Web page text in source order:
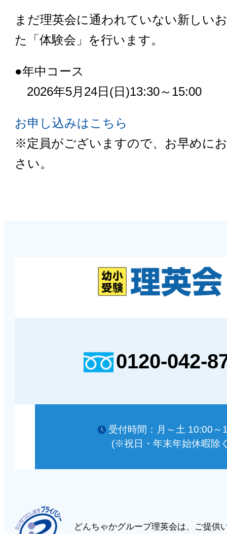
まだ理英会に通われていない新しい
た「体験会」を行います。
●年中コース
2026年5月24日(日)13:30～15:00
お申し込みはこちら
※定員がございますので、お早めに
さい。
0120-042-
受付時間：月～土 10:00～
(※祝日・年末年始休暇除
どんちゃかグループ理英会は、ご提供